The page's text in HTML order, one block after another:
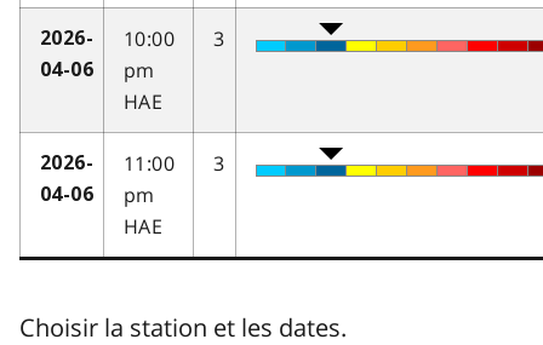
2026-
04-06
10:00
pm
HAE
3
2026-
04-06
11:00
pm
HAE
3
Choisir la station et les dates.